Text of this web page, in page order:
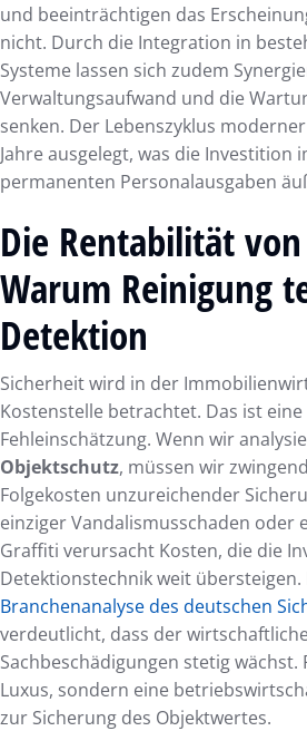
und beeinträchtigen das
nicht. Durch die Integration in
Systeme lassen sich zudem
Verwaltungsaufwand und die
senken. Der Lebenszyklus
Jahre ausgelegt, was die Investition
permanenten Personalausgaben
Die Rentabilität
Warum Reinigung
Detektion
Sicherheit wird in der
Kostenstelle betrachtet. Das ist
Fehleinschätzung. Wenn wir
Objektschutz, müssen wir
Folgekosten unzureichender
einziger Vandalismusschaden oder
Graffiti verursacht Kosten, die die
Detektionstechnik weit
Branchenanalyse des deutschen
verdeutlicht, dass der
Sachbeschädigungen stetig
Luxus, sondern eine
zur Sicherung des Objektwertes.